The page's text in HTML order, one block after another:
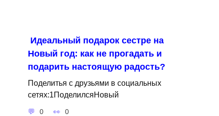
Идеальный подарок сестре на
Новый год: как не прогадать и
подарить настоящую радость?
Поделитья с друзьями в социальных
сетях:1ПоделилсяНовый
0 0